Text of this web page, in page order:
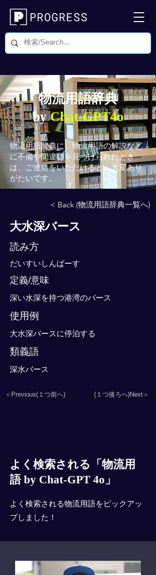
物流用語辞典
byChat-GPT4o
物流用語辞典に、物流用語の解説など
に不備や間違いを見つけられたとき
は、ご連絡をいただけると、大変あり
がたいです。
< Back (物流用語辞典一覧へ)
大水深バース
読み方
だいすいしんばーす
定義/意味
深い水深を持つ港湾のバース
使用例
大水深バースに停泊する
類義語
深水バース
＜Previous(１つ前へ) (１つ後ろへ)Next＞
よく検索される「物流用
語 by Chat-GPT 4o」
よく検索される物流用語をピックアッ
プしました！